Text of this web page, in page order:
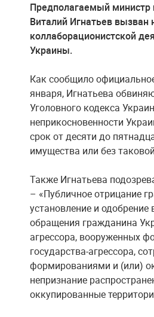
Предполагаемый министр
Виталий Игнатьев вызван
коллаборационистской
Украины.
Как сообщило
января, Игнатьева
Уголовного кодекса
неприкосновенности
срок от десяти до
имущества или без
Также Игнатьева
– «Публичное отрицание
установление и
обращения гражданина
агрессора, вооруженных
государства-агрессора,
формированиями и (или)
непризнание
оккупированные